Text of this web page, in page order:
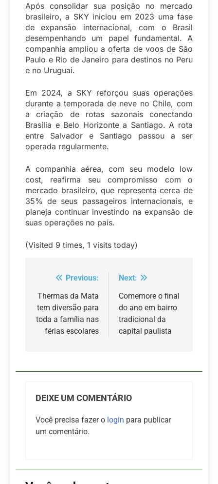
Após consolidar sua posição no mercado
brasileiro, a SKY iniciou em 2023 uma fase
de expansão internacional, com o Brasil
desempenhando um papel fundamental. A
companhia ampliou a oferta de voos de São
Paulo e Rio de Janeiro para destinos no Peru
e no Uruguai.
Em 2024, a SKY reforçou suas operações
durante a temporada de neve no Chile, com
a criação de rotas sazonais conectando
Brasília e Belo Horizonte a Santiago. A rota
entre Salvador e Santiago passou a ser
operada regularmente.
A companhia aérea, com seu modelo low
cost, reafirma seu compromisso com o
mercado brasileiro, que representa cerca de
35% de seus passageiros internacionais, e
planeja continuar investindo na expansão de
suas operações no país.
(Visited 9 times, 1 visits today)
Navegação
de
Post
Previous:
Thermas da Mata
tem diversão para
toda a família nas
férias escolares
Next:
Comemore o final
do ano em bairro
tradicional da
capital paulista
DEIXE UM COMENTÁRIO
Você precisa fazer o login para publicar
um comentário.